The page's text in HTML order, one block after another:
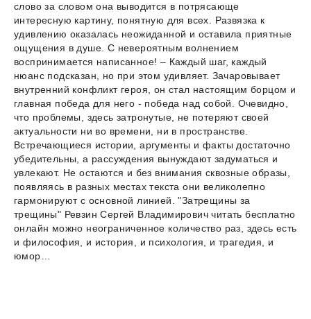
слово за словом она выводится в потрясающе
интересную картину, понятную для всех. Развязка к
удивлению оказалась неожиданной и оставила приятные
ощущения в душе. С невероятным волнением
воспринимается написанное! – Каждый шаг, каждый
нюанс подсказан, но при этом удивляет. Зачаровывает
внутренний конфликт героя, он стал настоящим борцом и
главная победа для него - победа над собой. Очевидно,
что проблемы, здесь затронутые, не потеряют своей
актуальности ни во времени, ни в пространстве.
Встречающиеся истории, аргументы и факты достаточно
убедительны, а рассуждения вынуждают задуматься и
увлекают. Не остаются и без внимания сквозные образы,
появляясь в разных местах текста они великолепно
гармонируют с основной линией. "Затрещины за
трещины" Ревзин Сергей Владимирович читать бесплатно
онлайн можно неограниченное количество раз, здесь есть
и философия, и история, и психология, и трагедия, и
юмор…